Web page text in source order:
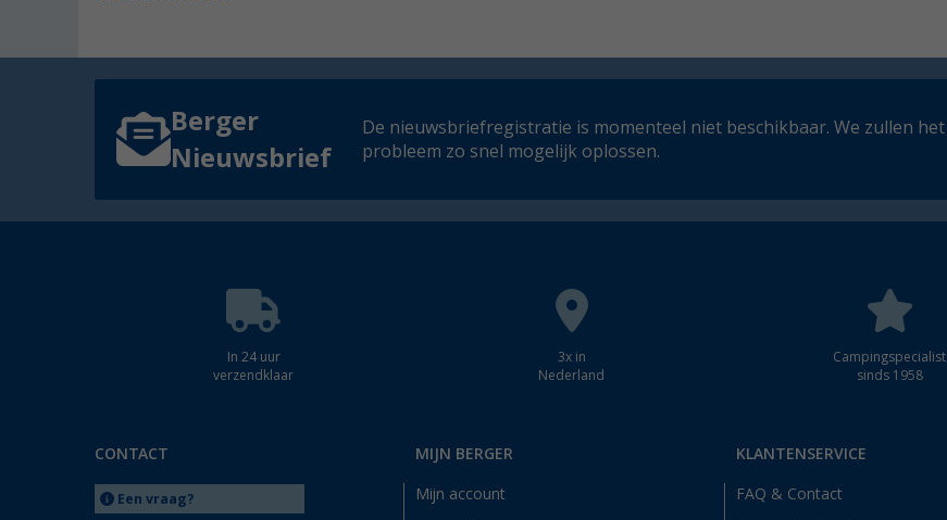
Berger
Nieuwsbrief
De nieuwsbriefregistratie is momenteel niet beschikbaar. We zullen het
probleem zo snel mogelijk oplossen.
In 24 uur
verzendklaar
3x in
Nederland
Campingspecialist
sinds 1958
CONTACT
Een vraag?
MIJN BERGER
Mijn account
KLANTENSERVICE
FAQ & Contact